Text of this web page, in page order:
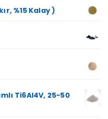
%15 Kalay )
Ti6Al4V, 25-50